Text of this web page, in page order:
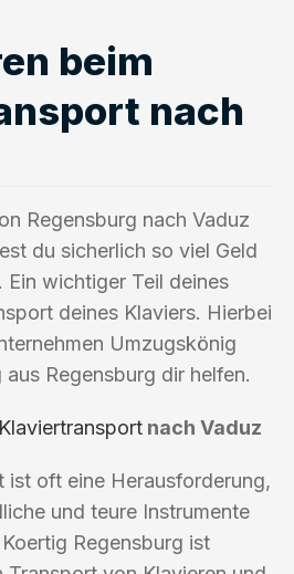
beim
nach
Regensburg nach Vaduz
du sicherlich so viel Geld
wichtiger Teil deines
deines Klaviers. Hierbei
Umzugskönig
Regensburg dir helfen.
Klaviertransport nach Vaduz
ist oft eine Herausforderung,
und teure Instrumente
Regensburg ist